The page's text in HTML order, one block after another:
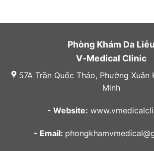
Phòng Khám Da Liễu
V-Medical Clinic
57A Trần Quốc Thảo, Phường Xuân
Minh
- Website:
- Email: